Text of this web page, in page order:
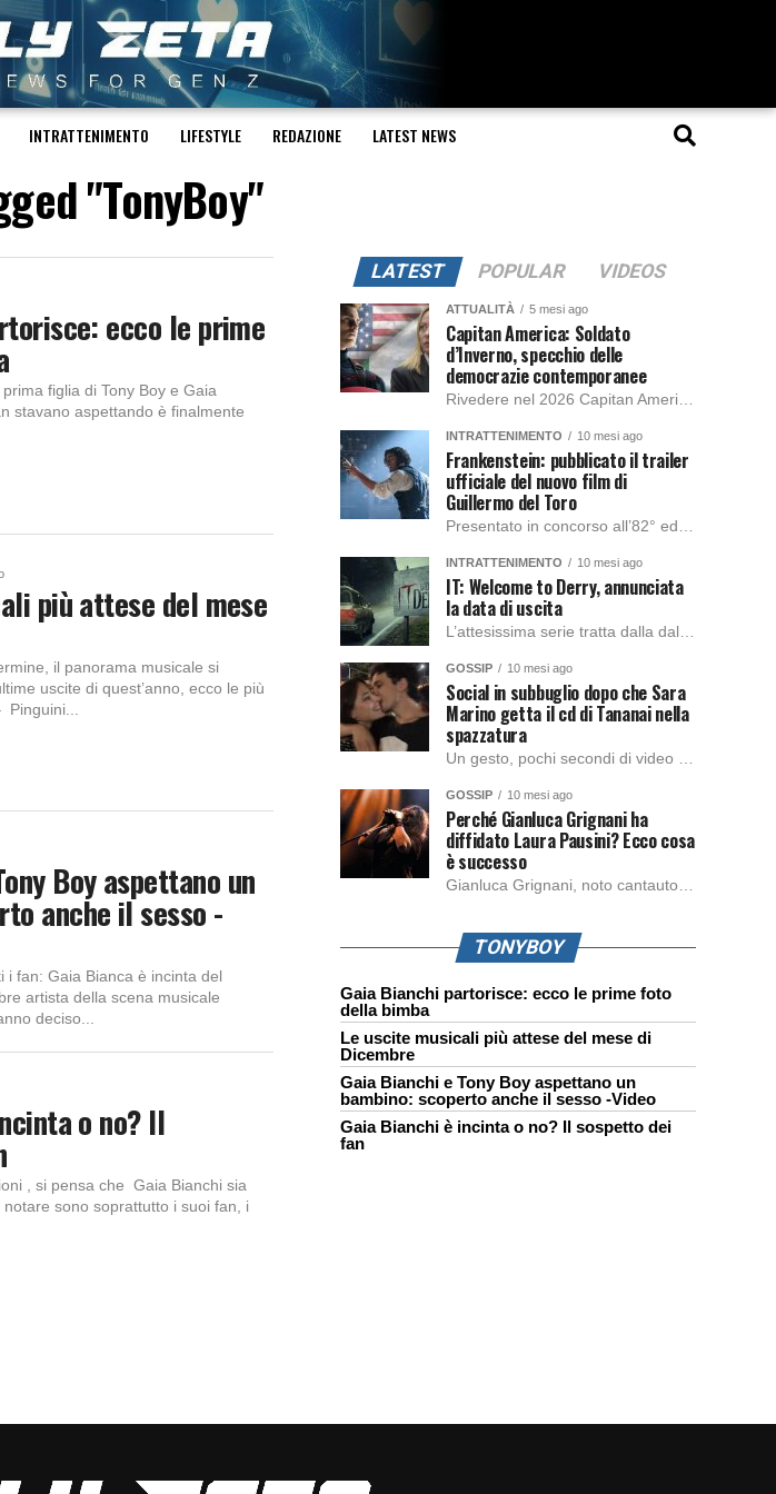
INTRATTENIMENTO LIFESTYLE REDAZIONE LATEST NEWS
"TonyBoy"
ecco le prime
figlia di Tony Boy e Gaia
stavano aspettando è finalmente
più attese del mese
il panorama musicale si
uscite di quest’anno, ecco le più
Boy aspettano un
anche il sesso -
i fan: Gaia Bianca è incinta del
artista della scena musicale
deciso...
o no? Il
, si pensa che Gaia Bianchi sia
notare sono soprattutto i suoi fan, i
LATEST POPULAR VIDEOS
ATTUALITÀ 5 mesi ago
Capitan America: Soldato
d’Inverno, specchio delle
democrazie contemporanee
INTRATTENIMENTO 10 mesi ago
Frankenstein: pubblicato il trailer
ufficiale del nuovo film di
Guillermo del Toro
INTRATTENIMENTO 10 mesi ago
IT: Welcome to Derry, annunciata
la data di uscita
GOSSIP 10 mesi ago
Social in subbuglio dopo che Sara
Marino getta il cd di Tananai nella
spazzatura
GOSSIP 10 mesi ago
Perché Gianluca Grignani ha
diffidato Laura Pausini? Ecco cosa
è successo
TONYBOY
Gaia Bianchi partorisce: ecco le prime foto
della bimba
Le uscite musicali più attese del mese di
Dicembre
Gaia Bianchi e Tony Boy aspettano un
bambino: scoperto anche il sesso -Video
Gaia Bianchi è incinta o no? Il sospetto dei
fan